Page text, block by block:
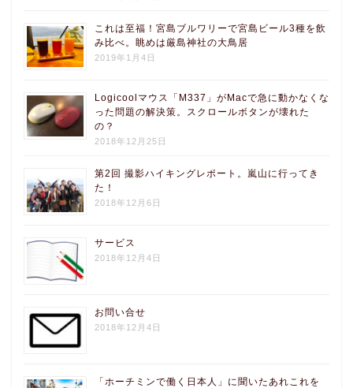
これは至福！宮島ブルワリーで宮島ビール3種を飲
み比べ。眺めは厳島神社の大鳥居
2019年1月4日
Logicoolマウス「M337」がMacで急に動かなくな
った問題の解決策。スクロールボタンが壊れた
の？
2018年12月25日
第2回 撮影ハイキングレポート。嵐山に行ってき
た！
2018年12月6日
サービス
2018年12月4日
お問い合せ
2018年12月4日
「ホーチミンで働く日本人」に聞いたあれこれを